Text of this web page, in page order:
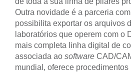
Outra novidade é a parceria
possibilita exportar os arquivos
laboratórios que operem com o
mais completa linha digital de
associada ao software CAD/
mundial, oferece procedimentos